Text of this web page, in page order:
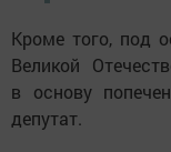
Кроме того, под
Великой
в основу
депутат.